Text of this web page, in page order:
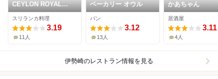
CEYLON ROYAL
TASTE
スリランカ料理
3.19
11人
ベーカリー オウル
パン
3.12
13人
かあちゃん
居酒屋
3.11
4人
伊勢崎のレストラン情報を見る